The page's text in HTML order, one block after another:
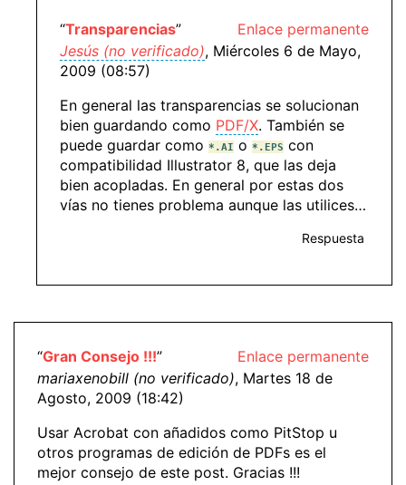
Enlace permanente
“Transparencias”
Jesús (no verificado), Miércoles 6 de Mayo,
2009 (08:57)
En general las transparencias se solucionan
bien guardando como PDF/X. También se
puede guardar como *.AI o *.EPS con
compatibilidad Illustrator 8, que las deja
bien acopladas. En general por estas dos
vías no tienes problema aunque las utilices…
Respuesta
Enlace permanente
“Gran Consejo !!!”
mariaxenobill (no verificado), Martes 18 de
Agosto, 2009 (18:42)
Usar Acrobat con añadidos como PitStop u
otros programas de edición de PDFs es el
mejor consejo de este post. Gracias !!!